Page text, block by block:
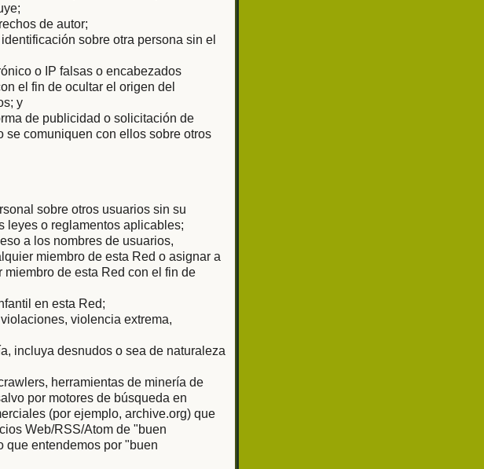
de autor;
sobre otra persona sin el
o IP falsas o encabezados
el fin de ocultar el origen del
y
de publicidad o solicitación de
comuniquen con ellos sobre otros
sobre otros usuarios sin su
leyes o reglamentos aplicables;
a los nombres de usuarios,
miembro de esta Red o asignar a
de esta Red con el fin de
en esta Red;
violencia extrema,
incluya desnudos o sea de naturaleza
herramientas de minería de
por motores de búsqueda en
(por ejemplo, archive.org) que
Web/RSS/Atom de "buen
que entendemos por "buen